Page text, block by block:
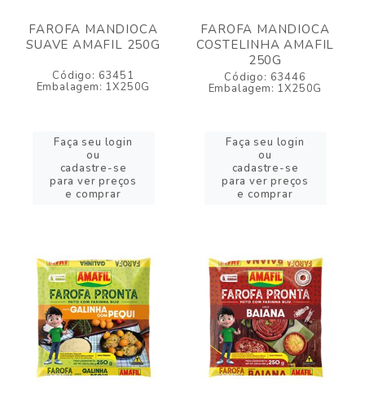
FAROFA MANDIOCA
SUAVE AMAFIL 250G
Código: 63451
Embalagem: 1X250G
Faça seu login
ou
cadastre-se
para ver preços
e comprar
FAROFA MANDIOCA
COSTELINHA AMAFIL
250G
Código: 63446
Embalagem: 1X250G
Faça seu login
ou
cadastre-se
para ver preços
e comprar